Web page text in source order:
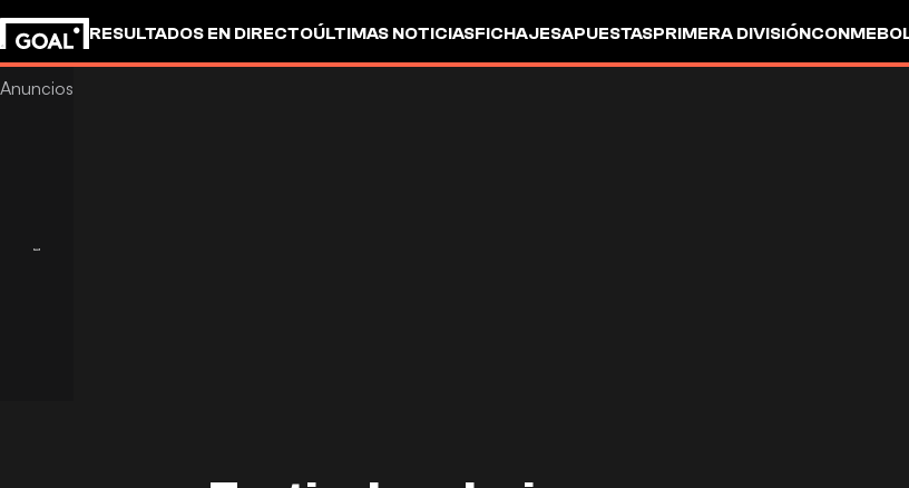
RESULTADOS EN DIRECTOÚLTIMAS NOTICIASFICHAJESAPUESTASPRIMERA DIVISIÓN